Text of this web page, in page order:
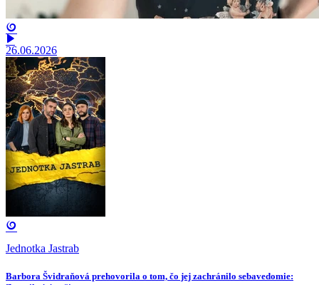
26.06.2026
Jednotka Jastrab
Barbora Švidraňová prehovorila o tom, čo jej zachránilo sebavedomie: